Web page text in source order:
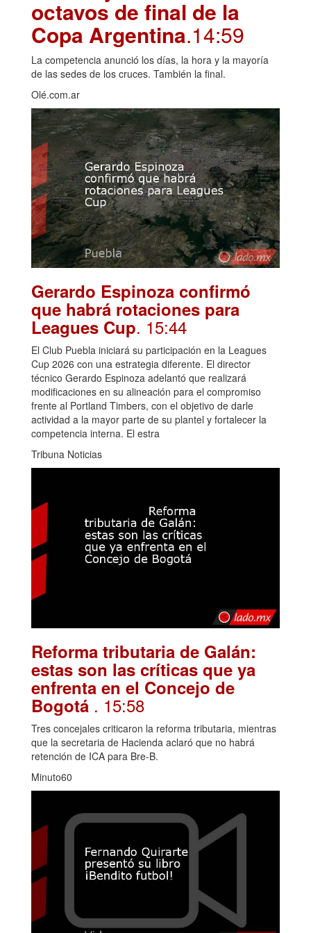
octavos de final de la
Copa Argentina.14:59
La competencia anunció los días, la hora y la mayoría
de las sedes de los cruces. También la final.
Olé.com.ar
Gerardo Espinoza confirmó
que habrá rotaciones para
Leagues Cup. 15:44
El Club Puebla iniciará su participación en la Leagues
Cup 2026 con una estrategia diferente. El director
técnico Gerardo Espinoza adelantó que realizará
modificaciones en su alineación para el compromiso
frente al Portland Timbers, con el objetivo de darle
actividad a la mayor parte de su plantel y fortalecer la
competencia interna. El estra
Tribuna Noticias
Reforma tributaria de Galán:
estas son las críticas que ya
enfrenta en el Concejo de
Bogotá . 15:58
Tres concejales criticaron la reforma tributaria, mientras
que la secretaria de Hacienda aclaró que no habrá
retención de ICA para Bre-B.
Minuto60